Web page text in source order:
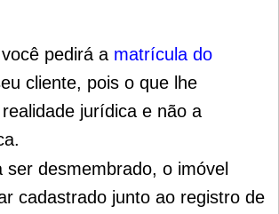
pedirá a matrícula do
cliente, pois o que lhe
jurídica e não a
ser desmembrado, o imóvel
cadastrado junto ao registro de